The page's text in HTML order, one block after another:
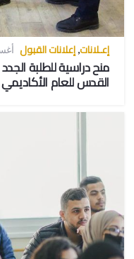
إعـلانات, إعلانات القبول
منح دراسية للطلبة
القدس للعام الأكاديمي 2022/2023